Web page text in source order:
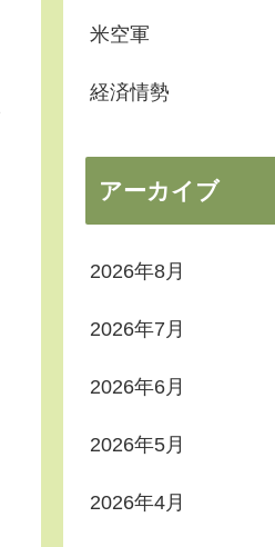
米空軍
経済情勢
アーカイブ
2026年8月
2026年7月
2026年6月
2026年5月
2026年4月